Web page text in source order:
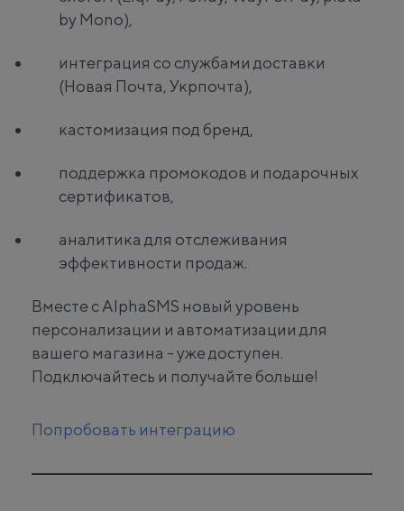
by Mono),
интеграция со службами доставки
(Новая Почта, Укрпочта),
кастомизация под бренд,
поддержка промокодов и подарочных
сертификатов,
аналитика для отслеживания
эффективности продаж.
Вместе с AlphaSMS новый уровень
персонализации и автоматизации для
вашего магазина - уже доступен.
Подключайтесь и получайте больше!
Попробовать интеграцию